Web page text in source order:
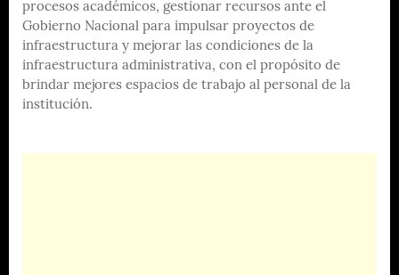
procesos académicos, gestionar recursos ante el
Gobierno Nacional para impulsar proyectos de
infraestructura y mejorar las condiciones de la
infraestructura administrativa, con el propósito de
brindar mejores espacios de trabajo al personal de la
institución.